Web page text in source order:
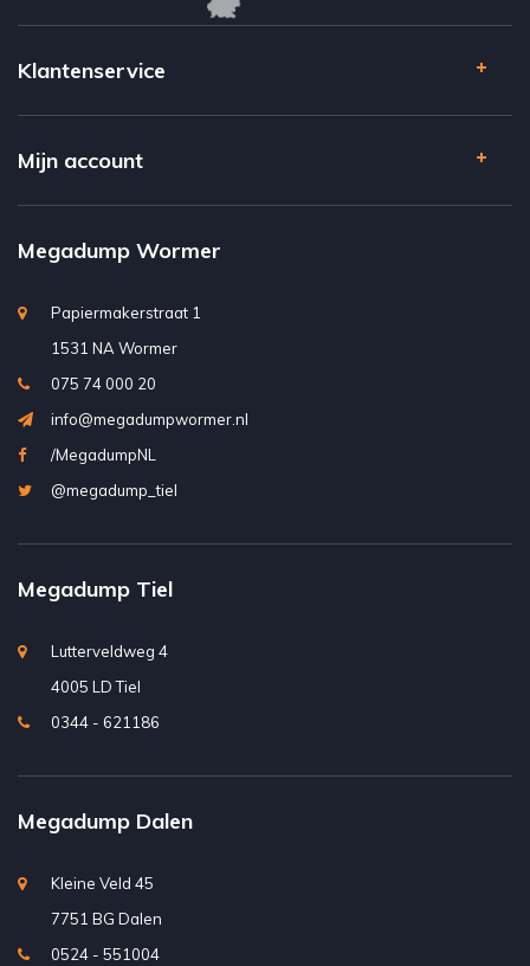
Klantenservice
Mijn account
Megadump Wormer
Papiermakerstraat 1
1531 NA Wormer
075 74 000 20
info@megadumpwormer.nl
/MegadumpNL
@megadump_tiel
Megadump Tiel
Lutterveldweg 4
4005 LD Tiel
0344 - 621186
Megadump Dalen
Kleine Veld 45
7751 BG Dalen
0524 - 551004